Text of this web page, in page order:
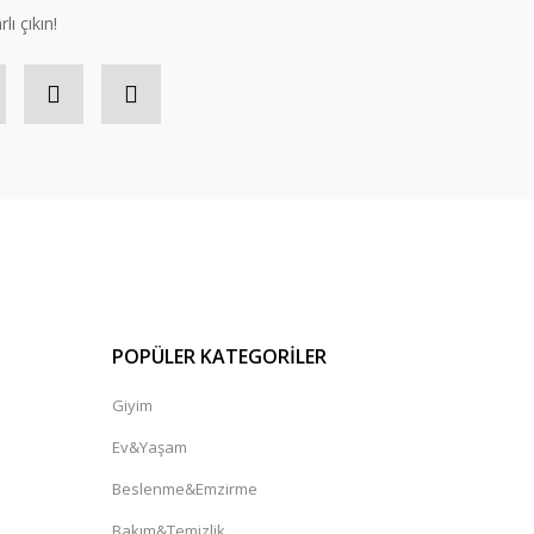
çıkın!
POPÜLER KATEGORİLER
Giyim
Ev&Yaşam
Beslenme&Emzirme